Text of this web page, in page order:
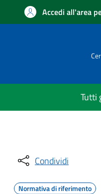
Accedi all'area
Tutti
Condividi
Normativa di riferimento